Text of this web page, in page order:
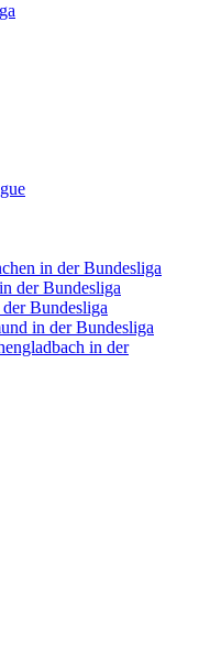
in der Bundesliga
der Bundesliga
Bundesliga
in der Bundesliga
in der